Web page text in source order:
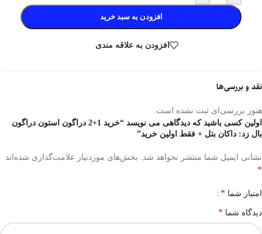
افزودن به سبد خرید
افزودن به علاقه مندی
نقد و بررسی‌ها
هنوز بررسی‌ای ثبت نشده است.
اولین کسی باشید که دیدگاهی می نویسد “خرید 1+2 دراگون استون دراگون
بال زد: داکان بتل + فقط اولین خرید”
نشانی ایمیل شما منتشر نخواهد شد. بخش‌های موردنیاز علامت‌گذاری شده‌اند
*
امتیاز شما *
دیدگاه شما *